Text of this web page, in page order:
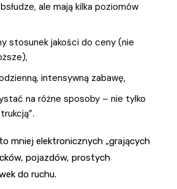
ale mają kilka poziomów
stosunek jakości do ceny (nie
intensywną zabawę,
na różne sposoby – nie tylko
mniej elektronicznych „grających
pojazdów, prostych
do ruchu.